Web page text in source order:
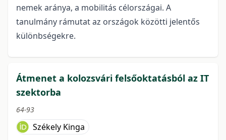
nemek aránya, a mobilitás célországai. A
tanulmány rámutat az országok közötti jelentős
különbségekre.
Átmenet a kolozsvári felsőoktatásból az IT
szektorba
64-93
Székely Kinga